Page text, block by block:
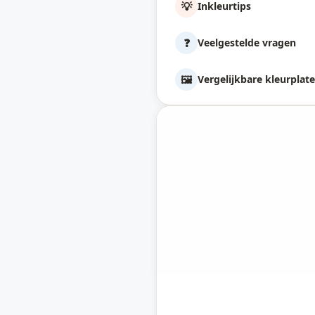
💡 Inkleurtips
❓ Veelgestelde vragen
🖼️ Vergelijkbare